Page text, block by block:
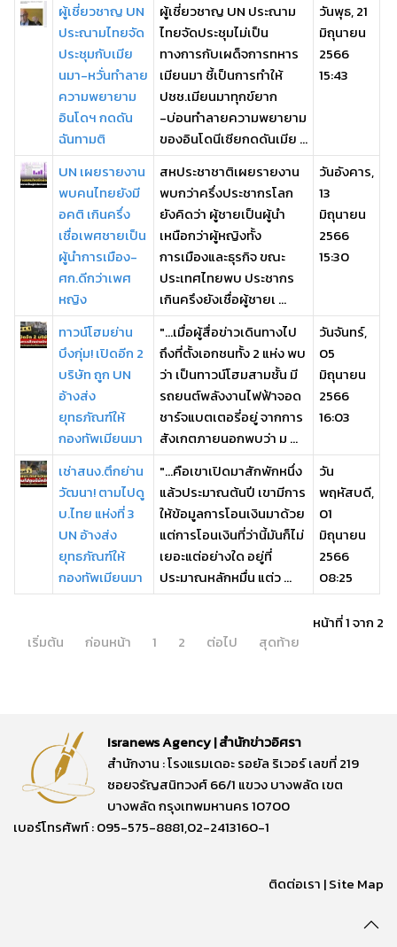
ผู้เชี่ยวชาญ UN
ประณามไทยจัด
ประชุมกับเมีย
นมา-หวั่นทำลาย
ความพยายาม
อินโดฯ กดดัน
ฉันทามติ
ผู้เชี่ยวชาญ UN ประณาม
ไทยจัดประชุมไม่เป็น
ทางการกับเผด็จการทหาร
เมียนมา ชี้เป็นการทำให้
ปชช.เมียนมาทุกข์ยาก
-บ่อนทำลายความพยายาม
ของอินโดนีเซียกดดันเมีย ...
วันพุธ, 21
มิถุนายน
2566
15:43
UN เผยรายงาน
พบคนไทยยังมี
อคติ เกินครึ่ง
เชื่อเพศชายเป็น
ผู้นำการเมือง-
ศก.ดีกว่าเพศ
หญิง
สหประชาชาติเผยรายงาน
พบกว่าครึ่งประชากรโลก
ยังคิดว่า ผู้ชายเป็นผู้นำ
เหนือกว่าผู้หญิงทั้ง
การเมืองและธุรกิจ ขณะ
ประเทศไทยพบ ประชากร
เกินครึงยังเชื่อผู้ชายเ ...
วันอังคาร,
13
มิถุนายน
2566
15:30
ทาวน์โฮมย่าน
บึงกุ่ม! เปิดอีก 2
บริษัท ถูก UN
อ้างส่ง
ยุทธภัณฑ์ให้
กองทัพเมียนมา
"...เมื่อผู้สื่อข่าวเดินทางไป
ถึงที่ตั้งเอกชนทั้ง 2 แห่ง พบ
ว่า เป็นทาวน์โฮมสามชั้น มี
รถยนต์พลังงานไฟฟ้าจอด
ชาร์จแบตเตอรี่อยู่ จากการ
สังเกตภายนอกพบว่า ม ...
วันจันทร์,
05
มิถุนายน
2566
16:03
เช่าสนง.ตึกย่าน
วัฒนา! ตามไปดู
บ.ไทย แห่งที่ 3
UN อ้างส่ง
ยุทธภัณฑ์ให้
กองทัพเมียนมา
"...คือเขาเปิดมาสักพักหนึ่ง
แล้วประมาณต้นปี เขามีการ
ให้ข้อมูลการโอนเงินมาด้วย
แต่การโอนเงินที่ว่านี้มันก็ไม่
เยอะแต่อย่างใด อยู่ที่
ประมาณหลักหมื่น แต่ว ...
วัน
พฤหัสบดี,
01
มิถุนายน
2566
08:25
หน้าที่ 1 จาก 2
เริ่มต้น
ก่อนหน้า 1 2 ต่อไป สุดท้าย
Isranews Agency | สำนักข่าวอิศรา
สำนักงาน : โรงแรมเดอะ รอยัล ริเวอร์ เลขที่ 219
ซอยจรัญสนิทวงศ์ 66/1 แขวง บางพลัด เขต
บางพลัด กรุงเทพมหานคร 10700
เบอร์โทรศัพท์ : 095-575-8881,02-2413160-1
ติดต่อเรา |Site Map